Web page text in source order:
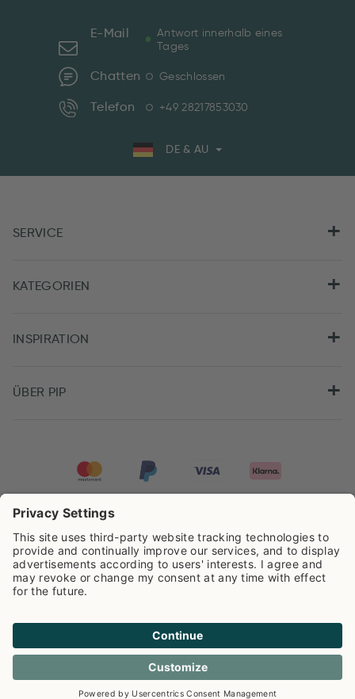
E-Mail
Antwort innerhalb eines
Tages
Chatten Geschlossen
Telefon +49 28217853030
DE & AU
SERVICE
KATEGORIEN
INSPIRATION
ÜBER PIP
auf der Grundlage von8.973Rezensionen ausgezeichnet.
Cookie info Datenschutzerklarüng
Impressum
Versandkosten